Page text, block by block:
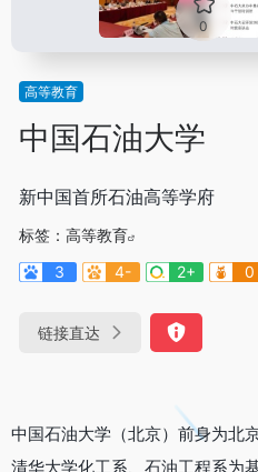
0
高等教育
中国石油大学
新中国首所石油高等学府
标签： 高等教育
3
4- 2+ 0
链接直达
中国石油大学（北京）前身为北
清华大学化工系、石油工程系为